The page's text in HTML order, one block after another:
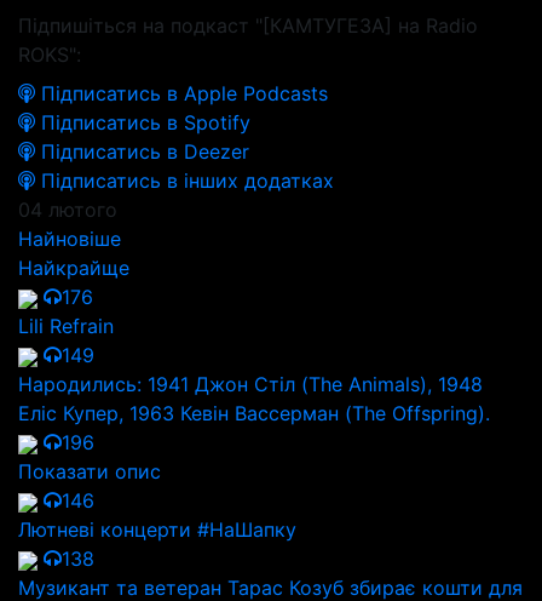
Підпишіться на подкаст "[КАМТУГЕЗА] на Radio
ROKS":
Підписатись в Apple Podcasts
Підписатись в Spotify
Підписатись в Deezer
Підписатись в інших додатках
04 лютого
Найновіше
Найкрайще
176
Lili Refrain
149
Народились: 1941 Джон Стіл (The Animals), 1948
Еліс Купер, 1963 Кевін Вассерман (The Offspring).
196
Показати опис
146
Лютневі концерти #НаШапку
138
Музикант та ветеран Тарас Козуб збирає кошти для